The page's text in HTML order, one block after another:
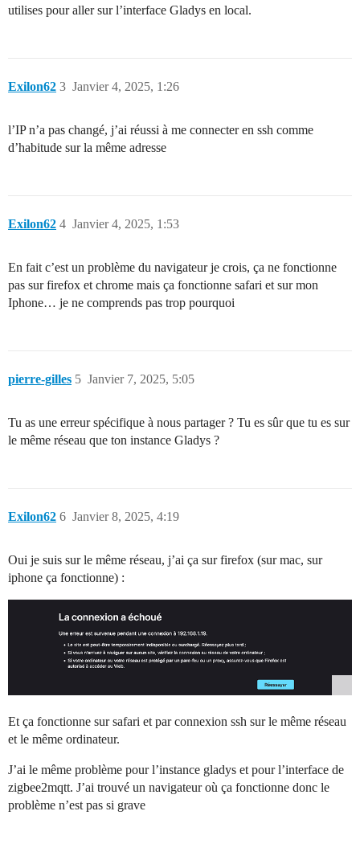
utilises pour aller sur l’interface Gladys en local.
Exilon62 Janvier 4, 2025, 1:26
3
l’IP n’a pas changé, j’ai réussi à me connecter en ssh comme
d’habitude sur la même adresse
Exilon62 Janvier 4, 2025, 1:53
4
En fait c’est un problème du navigateur je crois, ça ne fonctionne
pas sur firefox et chrome mais ça fonctionne safari et sur mon
Iphone… je ne comprends pas trop pourquoi
pierre-gilles Janvier 7, 2025, 5:05
5
Tu as une erreur spécifique à nous partager ? Tu es sûr que tu es sur
le même réseau que ton instance Gladys ?
Exilon62 Janvier 8, 2025, 4:19
6
Oui je suis sur le même réseau, j’ai ça sur firefox (sur mac, sur
iphone ça fonctionne) :
Et ça fonctionne sur safari et par connexion ssh sur le même réseau
et le même ordinateur.
J’ai le même problème pour l’instance gladys et pour l’interface de
zigbee2mqtt. J’ai trouvé un navigateur où ça fonctionne donc le
problème n’est pas si grave